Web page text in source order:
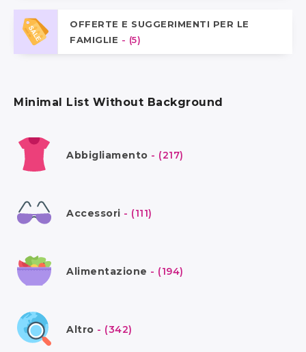
OFFERTE E SUGGERIMENTI PER LE
FAMIGLIE - (5)
Minimal List Without Background
Abbigliamento - (217)
Accessori - (111)
Alimentazione - (194)
Altro - (342)